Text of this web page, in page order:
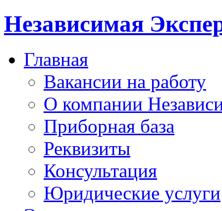
Независимая
Главная
Вакансии на работу
О компании
Приборная база
Реквизиты
Консультация
Юридические услуги